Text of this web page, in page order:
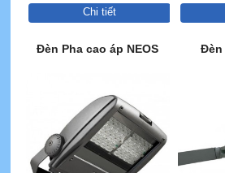
Chi tiết
Đèn Pha cao áp NEOS Đèn